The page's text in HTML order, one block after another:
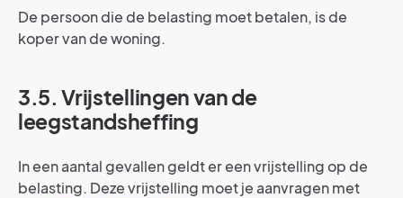
De persoon die de belasting moet betalen, is de
koper van de woning.
3.5. Vrijstellingen van de
leegstandsheffing
In een aantal gevallen geldt er een vrijstelling op de
belasting. Deze vrijstelling moet je aanvragen met